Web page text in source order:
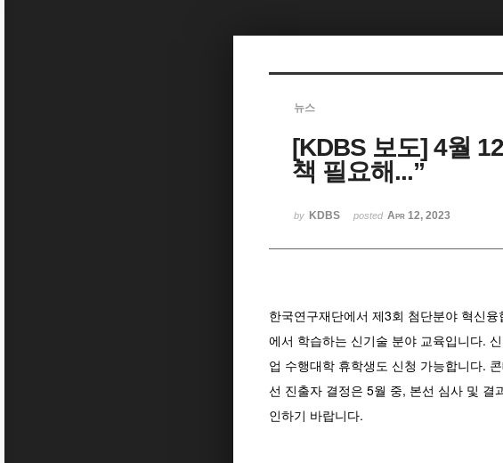
뉴스
[KDBS 보도] 4월
책 필요해...”
by KDBS posted Apr 12, 2023
한국연구재단에서 제3회 첨단분야 혁신
에서 학습하는 신기술 분야 교육입니다.
업 수행대학 휴학생도 신청 가능합니다.
선 진출자 결정은 5월 중, 본선 심사 및
인하기 바랍니다.
Sketchbook5, 스케치북5
Sketchbook5, 스케치북5